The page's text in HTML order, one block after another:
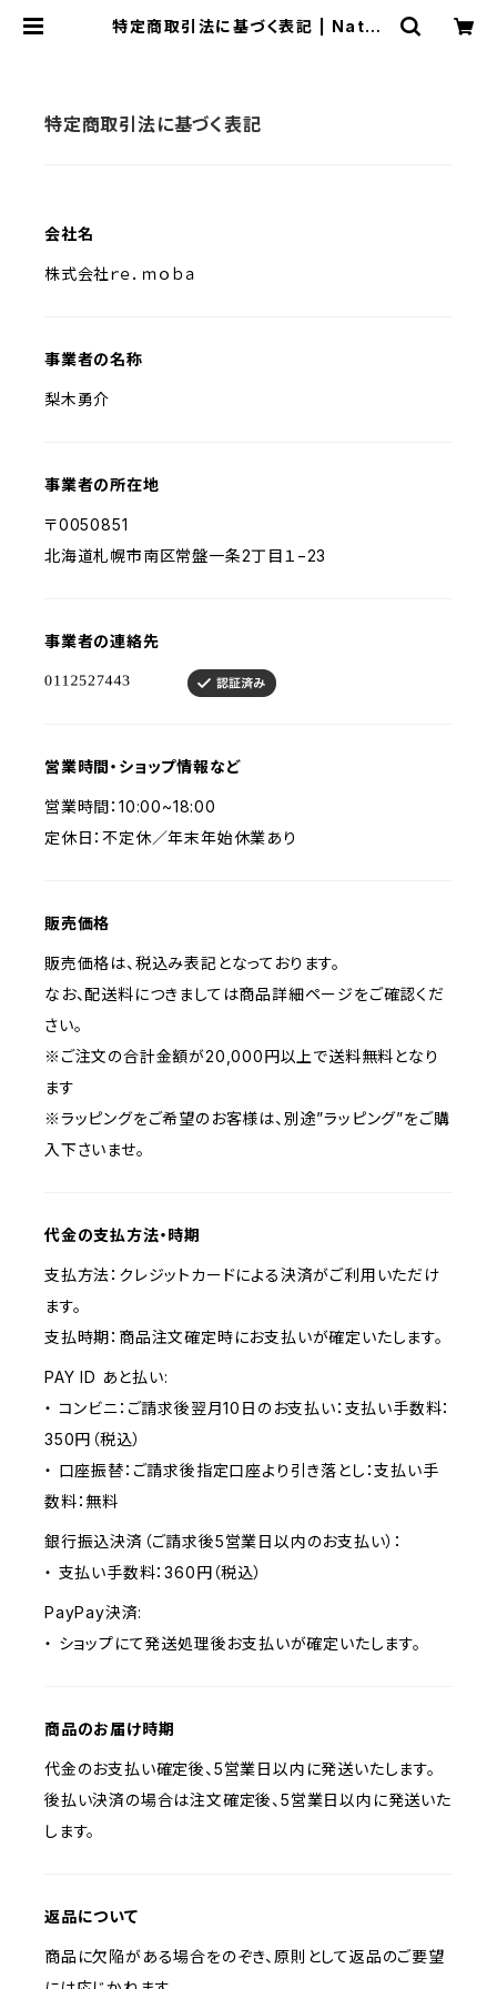
特定商取引法に基づく表記 | Natur
特定商取引法に基づく表記
会社名
株式会社ｒｅ．ｍｏｂａ
事業者の名称
梨木勇介
事業者の所在地
〒0050851
北海道札幌市南区常盤一条2丁目１−23
事業者の連絡先
営業時間・ショップ情報など
営業時間：10:00~18:00
定休日：不定休／年末年始休業あり
販売価格
販売価格は、税込み表記となっております。
なお、配送料につきましては商品詳細ページをご確認くだ
さい。
※ご注文の合計金額が20,000円以上で送料無料となり
ます
※ラッピングをご希望のお客様は、別途”ラッピング”をご購
入下さいませ。
代金の支払方法・時期
支払方法：クレジットカードによる決済がご利用いただけ
ます。
支払時期：商品注文確定時にお支払いが確定いたします。
PAY ID あと払い:
・ コンビニ：ご請求後翌月10日のお支払い：支払い手数料：
350円（税込）
・ 口座振替：ご請求後指定口座より引き落とし：支払い手
数料：無料
銀行振込決済（ご請求後5営業日以内のお支払い）：
・ 支払い手数料：360円（税込）
PayPay決済:
・ ショップにて発送処理後お支払いが確定いたします。
商品のお届け時期
代金のお支払い確定後、5営業日以内に発送いたします。
後払い決済の場合は注文確定後、5営業日以内に発送いた
します。
返品について
商品に欠陥がある場合をのぞき、原則として返品のご要望